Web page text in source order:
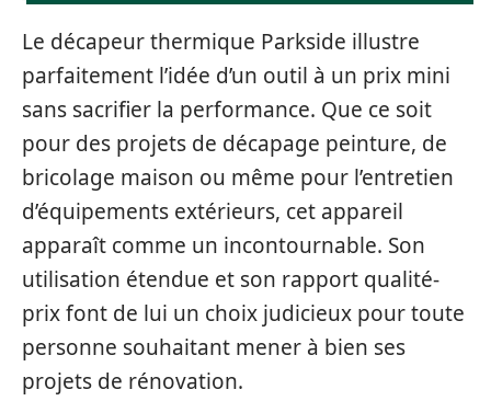
Le décapeur thermique Parkside illustre
parfaitement l’idée d’un outil à un prix mini
sans sacrifier la performance. Que ce soit
pour des projets de décapage peinture, de
bricolage maison ou même pour l’entretien
d’équipements extérieurs, cet appareil
apparaît comme un incontournable. Son
utilisation étendue et son rapport qualité-
prix font de lui un choix judicieux pour toute
personne souhaitant mener à bien ses
projets de rénovation.